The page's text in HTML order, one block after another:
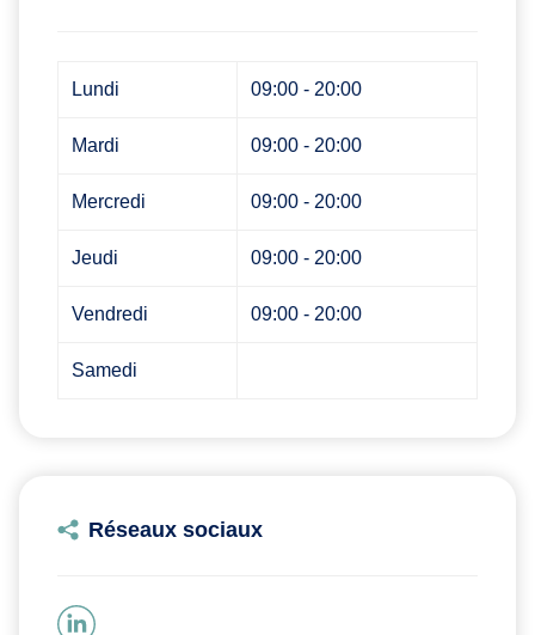
Lundi 09:00 - 20:00
Mardi 09:00 - 20:00
Mercredi 09:00 - 20:00
Jeudi 09:00 - 20:00
Vendredi 09:00 - 20:00
Samedi
Réseaux sociaux